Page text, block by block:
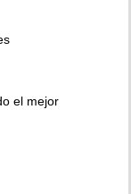
el mejor